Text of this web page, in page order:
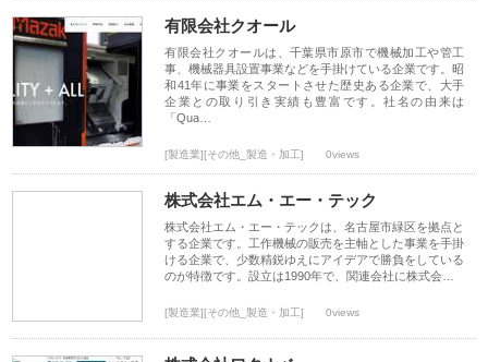
有限会社クオール
有限会社クオールは、千葉県市原市で機械加工や管工
事、機械器具設置事業などを手掛けている企業です。昭
和41年に事業をスタートさせた歴史ある企業で、大手
企業との取り引き実績も豊富です。社名の由来は
「Qua…
[製造業][その他_製造・加工] 0views
株式会社エム・エー・テック
株式会社エム・エー・テックは、名古屋市緑区を拠点と
する企業です。工作機械の販売を主軸とした事業を手掛
ける企業で、少数精鋭ゆえにアイデアで勝負をしている
のが特徴です。設立は1990年で、関連会社に株式会…
[製造業][その他_製造・加工] 0views